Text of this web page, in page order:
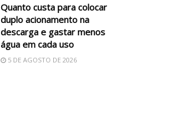
Quanto custa para colocar
duplo acionamento na
descarga e gastar menos
água em cada uso
5 DE AGOSTO DE 2026